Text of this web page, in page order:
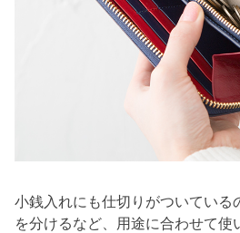
小銭入れにも仕切りがついてい
を分けるなど、用途に合わせて使